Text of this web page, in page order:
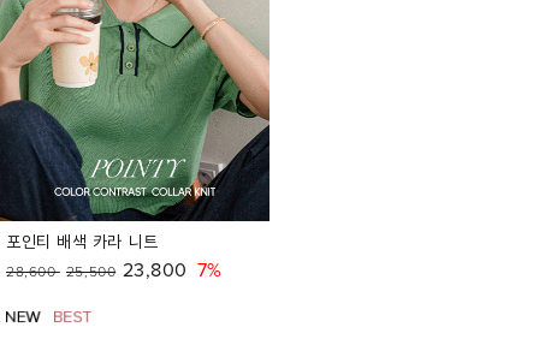
포인티 배색 카라 니트
28,600 25,500 23,800 7%